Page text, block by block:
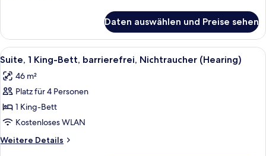
Shower)
anzeigen
1 King-
Bett,
barrierefrei,
Nichtraucher
(Roll-
in
Daten auswählen und Preise sehen
Alle
Fotos
für
Suite,
1 King-
Bett,
barrierefrei,
Nichtraucher
Ein ordentlich bezogenes Bett mit
8
Suite, 1 King-Bett, barrierefrei, Nichtraucher (Hearing)
46 m²
Platz für 4 Personen
1 King-Bett
Kostenloses WLAN
Weitere Details
Weitere